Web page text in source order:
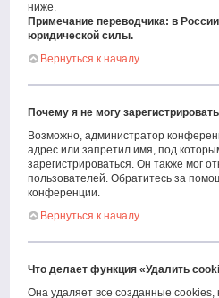
ниже.
Примечание переводчика: в
юридической силы.
Вернуться к началу
Почему я не могу
Возможно, администратор
адрес или запретил имя, под
зарегистрироваться. Он также мог
пользователей. Обратитесь за
конференции.
Вернуться к началу
Что делает функция «Удалить
Она удаляет все созданные